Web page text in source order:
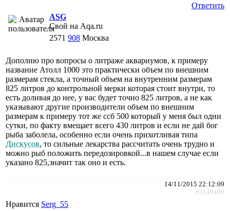
Ответить
АSG
Свой на Aqa.ru
2571 908 Москва
Дополню про вопросы о литраже аквариумов, к примеру
название Атолл 1000 это практически объем по внешним
размерам стекла, а точный объем на внутренним размерам
825 литров до контрольной мерки которая стоит внутри, то
есть доливая до нее, у вас будет точно 825 литров, а не как
указывают другие производители объем по внешним
размерам к примеру тот же ссб 500 который у меня был одни
сутки, по факту вмещает всего 430 литров и если не дай бог
рыба заболела, особенно если очень прихотливая типа
Дискусов, то сильные лекарства рассчитать очень трудно и
можно рыб положить передозировкой...в нашем случае если
указано 825,значит так оно и есть.
14/11/2015 22:12:09
#2149400
Нравится Serg_55